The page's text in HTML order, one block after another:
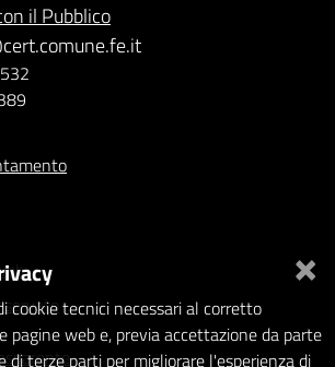
il Pubblico
×
cookie tecnici necessari al corretto
pagine web e, previa accettazione da parte
di terze parti per migliorare l'esperienza di